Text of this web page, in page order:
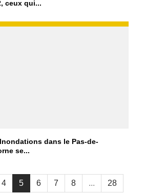
ceux qui...
dans le Pas-de-
se...
4 5 6 7 8 ... 28